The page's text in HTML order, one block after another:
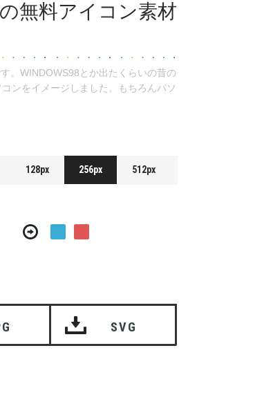
無料アイコン素材
。WINDOWS98とか出たくらいの昔の
ンをイメージしました。もちろんパソ
128px 256px 512px
SVG